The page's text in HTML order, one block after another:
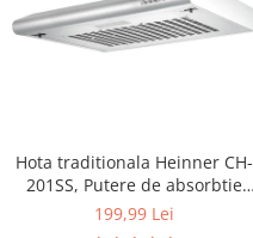
Hota traditionala Heinner CH-
201SS, Putere de absorbtie
209 mc/h, 1 motor, Inox
199,99 Lei